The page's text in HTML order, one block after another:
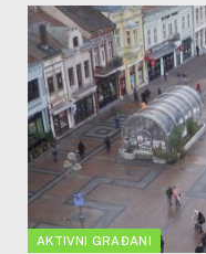
AKTIVNI GRAĐANI